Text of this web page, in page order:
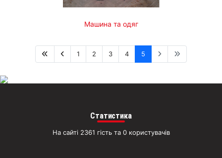
Машина та одяг
1 2 3 4 5
Статистика
На сайті 2361 гість та 0 користувачів